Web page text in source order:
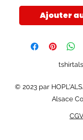
Ajouter
© 2023 par
Alsace